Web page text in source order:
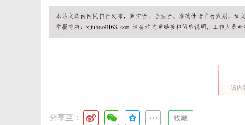
该内
分享至： 收藏